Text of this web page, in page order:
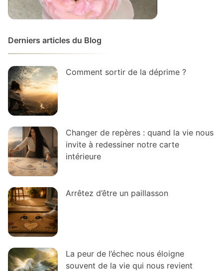
Derniers articles du Blog
Comment sortir de la déprime ?
Changer de repères : quand la vie nous
invite à redessiner notre carte
intérieure
Arrêtez d’être un paillasson
La peur de l’échec nous éloigne
souvent de la vie qui nous revient